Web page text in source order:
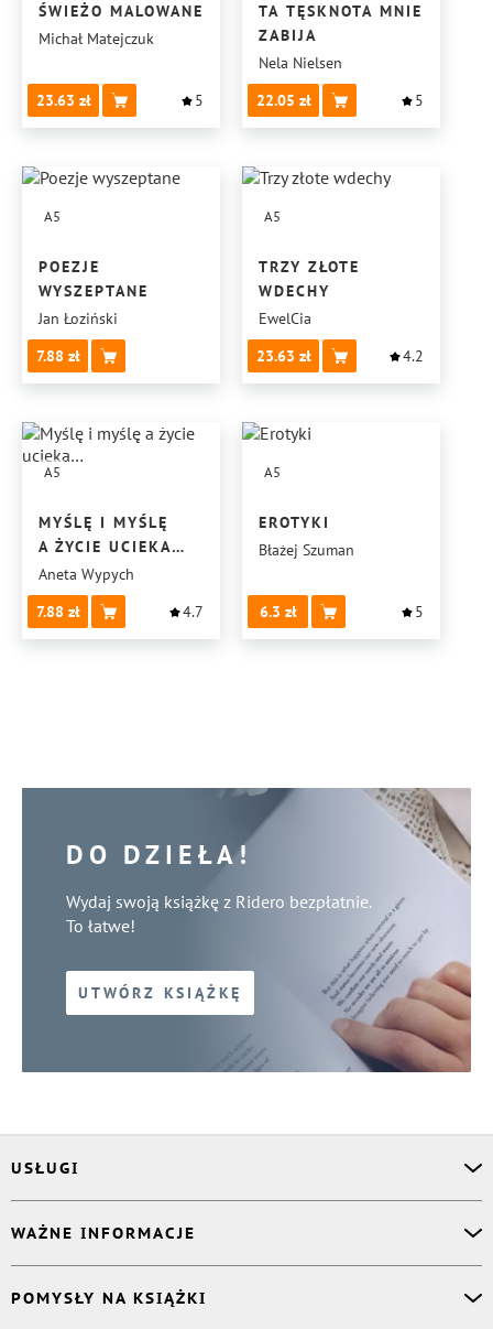
ŚWIEŻO MALOWANE
Michał Matejczuk
23.63 5
TA TĘSKNOTA MNIE
ZABIJA
Nela Nielsen
22.05
5
A5
POEZJE
WYSZEPTANE
Jan Łoziński
7.88
A5
TRZY ZŁOTE
WDECHY
EwelCia
23.63
4.2
A5
MYŚLĘ I MYŚLĘ
A ŻYCIE UCIEKA…
Aneta Wypych
7.88
4.7
A5
EROTYKI
Błażej Szuman
6.3 5
DO DZIEŁA!
Wydaj swoją książkę z Ridero bezpłatnie.
To łatwe!
UTWÓRZ KSIĄŻKĘ
USŁUGI
Korektor
Projektant okładki
Druk Twojej książki
WAŻNE INFORMACJE
Książki Ridero
POMYSŁY NA KSIĄŻKI